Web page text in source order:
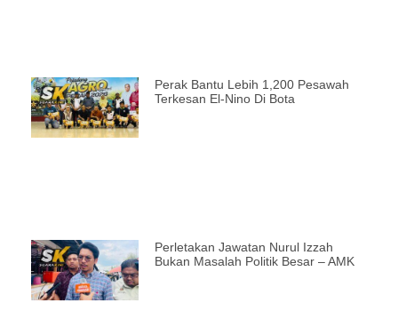
Perak Bantu Lebih 1,200 Pesawah
Terkesan El-Nino Di Bota
Perletakan Jawatan Nurul Izzah
Bukan Masalah Politik Besar – AMK